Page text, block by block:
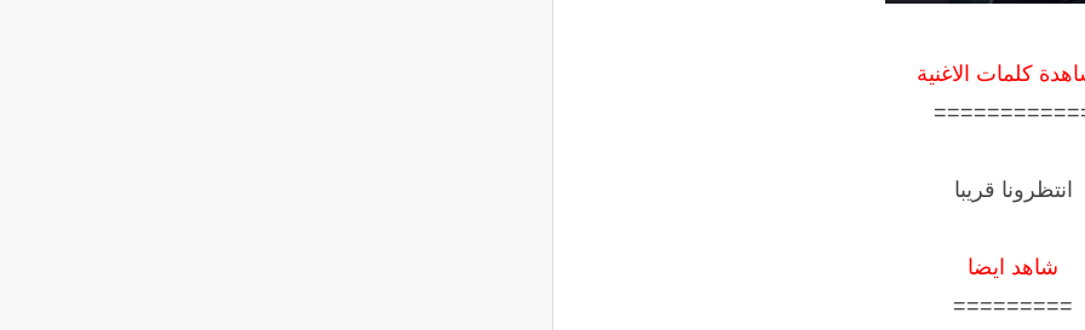
كلمات الاغنية
انتظرونا قريبا
شاهد ايضا
=========